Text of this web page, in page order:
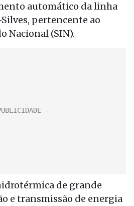
automático da linha
pertencente ao
Nacional (SIN).
de grande
e transmissão de energia